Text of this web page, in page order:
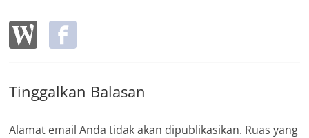
Tinggalkan Balasan
Alamat email Anda tidak akan dipublikasikan. Ruas yang